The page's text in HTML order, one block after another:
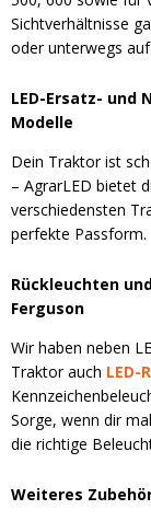
Sichtverhältnisse
oder unterwegs
LED-Ersatz- und
Modelle
Dein Traktor ist
– AgrarLED bietet
verschiedensten
perfekte Passform.
Rückleuchten
Ferguson
Wir haben neben
Traktor auch LED-
Sorge, wenn dir
die richtige
Weiteres